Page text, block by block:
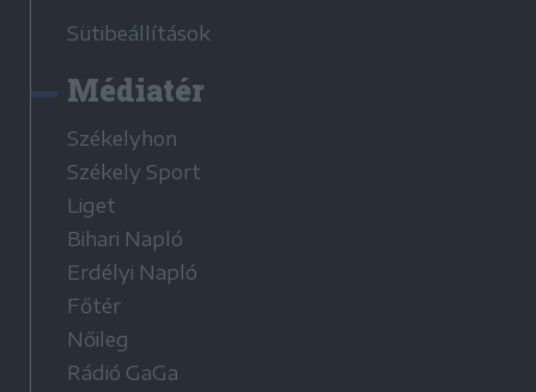
Sütibeállítások
Médiatér
Székelyhon
Székely Sport
Liget
Bihari Napló
Erdélyi Napló
Főtér
Nőileg
Rádió GaGa